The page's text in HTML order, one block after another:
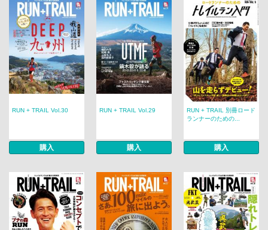
RUN + TRAIL Vol.30
購入
RUN + TRAIL Vol.29
購入
RUN + TRAIL 別冊ロード
ランナーのための...
購入